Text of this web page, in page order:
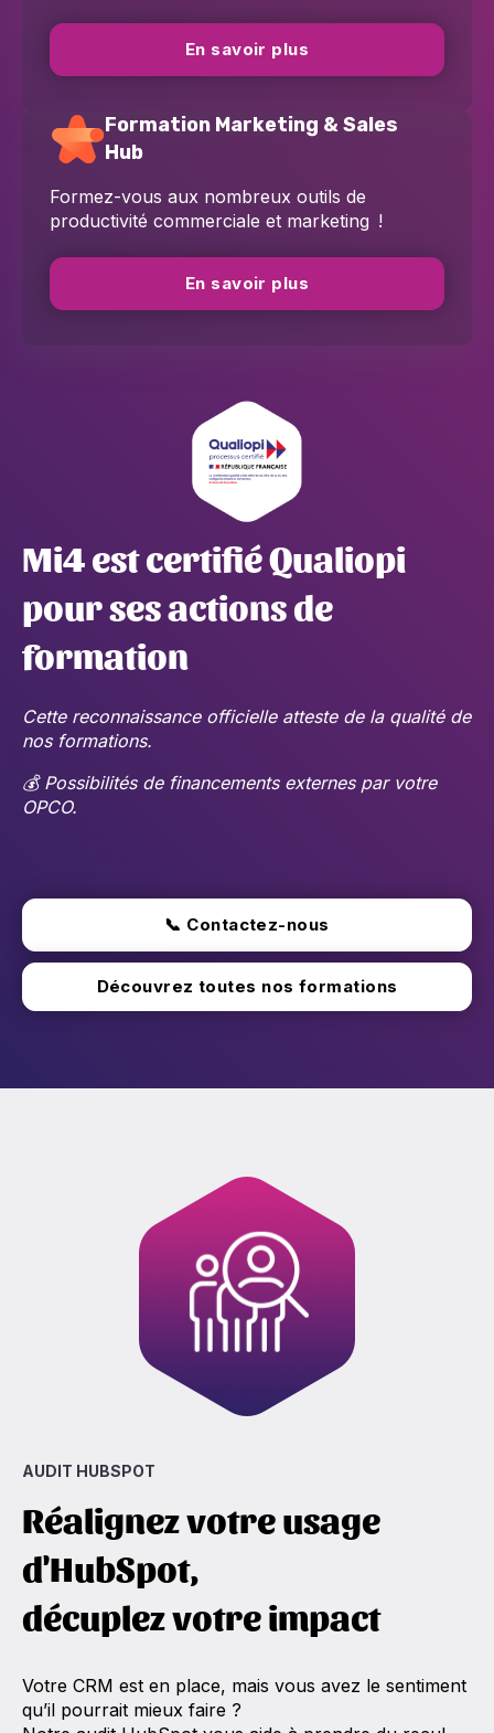
En savoir plus
Formation Marketing & Sales
Hub
Formez-vous aux nombreux outils de
productivité commerciale et marketing !
En savoir plus
Mi4 est certifié Qualiopi
pour ses actions de
formation
Cette reconnaissance officielle atteste de la qualité de
nos formations.
💰 Possibilités de financements externes par votre
OPCO.
📞 Contactez-nous
Découvrez toutes nos formations
AUDIT HUBSPOT
Réalignez votre usage
d'HubSpot,
décuplez votre impact
Votre CRM est en place, mais vous avez le sentiment
qu’il pourrait mieux faire ?